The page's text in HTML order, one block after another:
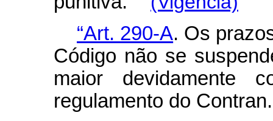
“Art. 290-A. Os
Código não se
maior devidamente
regulamento do